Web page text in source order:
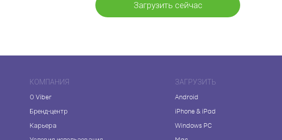
Загрузить сейчас
КОМПАНИЯ
О Viber
Бренд-центр
Карьера
ЗАГРУЗИТЬ
Android
iPhone & iPad
Windows PC